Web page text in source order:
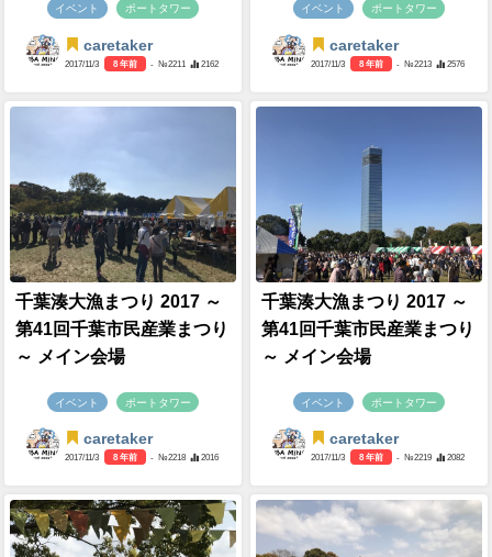
イベント ポートタワー
caretaker
2017/11/3 8 年前 - №2211 2162
イベント ポートタワー
caretaker
2017/11/3 8 年前 - №2213 2576
千葉湊大漁まつり 2017 ～
第41回千葉市民産業まつり
～ メイン会場
イベント ポートタワー
caretaker
2017/11/3 8 年前 - №2218 2016
千葉湊大漁まつり 2017 ～
第41回千葉市民産業まつり
～ メイン会場
イベント ポートタワー
caretaker
2017/11/3 8 年前 - №2219 2082